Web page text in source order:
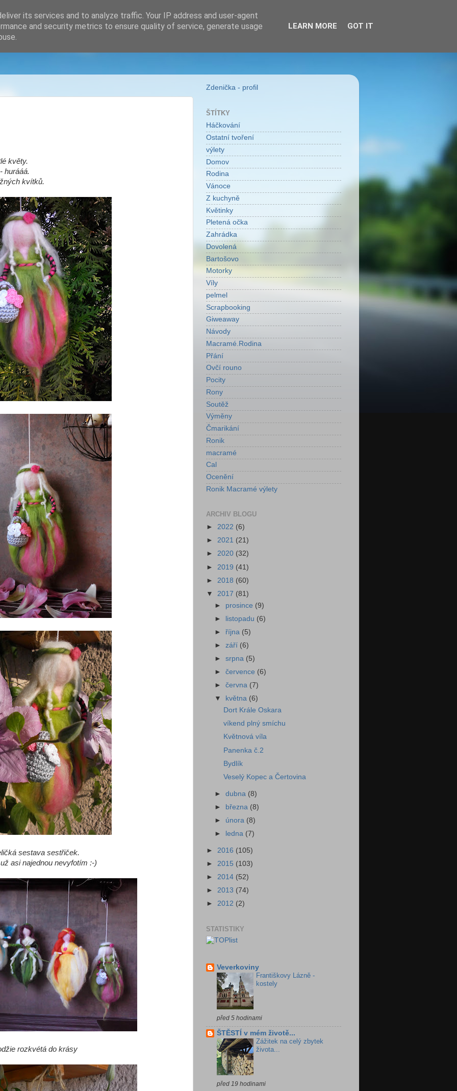
květy.
hurááá.
kvítků.
sestava sestřiček.
asi najednou nevyfotím :-)
rozkvétá do krásy
Zdenička - profil
ŠTÍTKY
Háčkování
Ostatní tvoření
výlety
Domov
Rodina
Vánoce
Z kuchyně
Květinky
Pletená očka
Zahrádka
Dovolená
Bartošovo
Motorky
Víly
pelmel
Scrapbooking
Giweaway
Návody
Macramé.Rodina
Přání
Ovčí rouno
Pocity
Rony
Soutěž
Výměny
Čmarikání
Ronik
macramé
Cal
Ocenění
Ronik Macramé výlety
ARCHIV BLOGU
► 2022 (6)
► 2021 (21)
► 2020 (32)
► 2019 (41)
► 2018 (60)
▼ 2017 (81)
► prosince (9)
► listopadu (6)
►října (5)
►září (6)
►srpna (5)
►července (6)
►června (7)
▼
května (6)
Dort Krále Oskara
víkend plný smíchu
Květnová víla
Panenka č.2
Bydlík
Veselý Kopec a Čertovina
►dubna (8)
►
března (8)
► února (8)
►
ledna (7)
► 2016 (105)
► 2015 (103)
► 2014 (52)
► 2013 (74)
► 2012 (2)
STATISTIKY
Veverkoviny
Františkovy Lázně -
kostely
před 5 hodinami
ŠTĚSTÍ v mém životě...
Zážitek na celý zbytek
života...
před 19 hodinami
its services and to analyze traffic. Your IP address and user-agent
and security metrics to ensure quality of service, generate usage
LEARN MORE GOT IT